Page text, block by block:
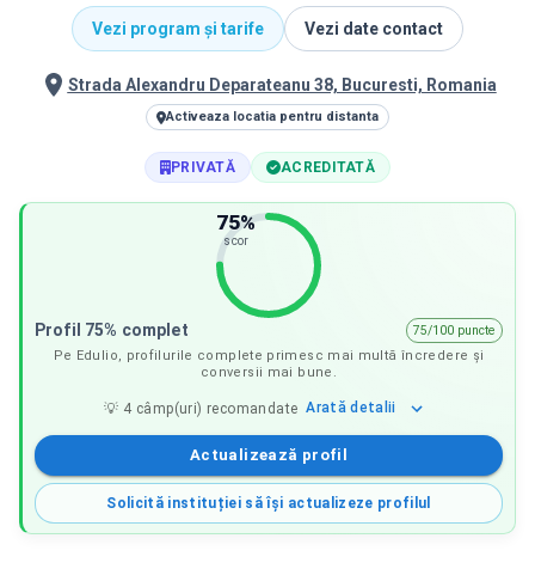
Vezi program și tarife Vezi date contact
Strada Alexandru Deparateanu 38, Bucuresti, Romania
Activeaza locatia pentru distanta
PRIVATĂ ACREDITATĂ
75%
scor
Profil 75% complet
75/100 puncte
Pe Edulio, profilurile complete primesc mai multă încredere și
conversii mai bune.
💡 4 câmp(uri) recomandate Arată detalii
Actualizează profil
Solicită instituției să își actualizeze profilul